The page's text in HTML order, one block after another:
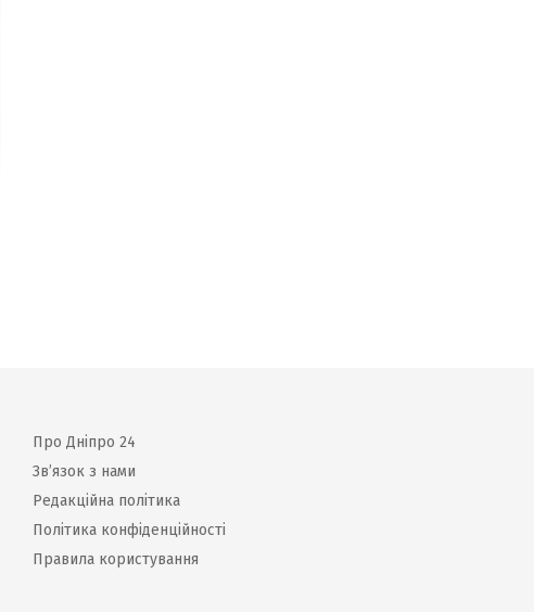
Про Дніпро 24
Зв’язок з нами
Редакційна політика
Політика конфіденційності
Правила користування